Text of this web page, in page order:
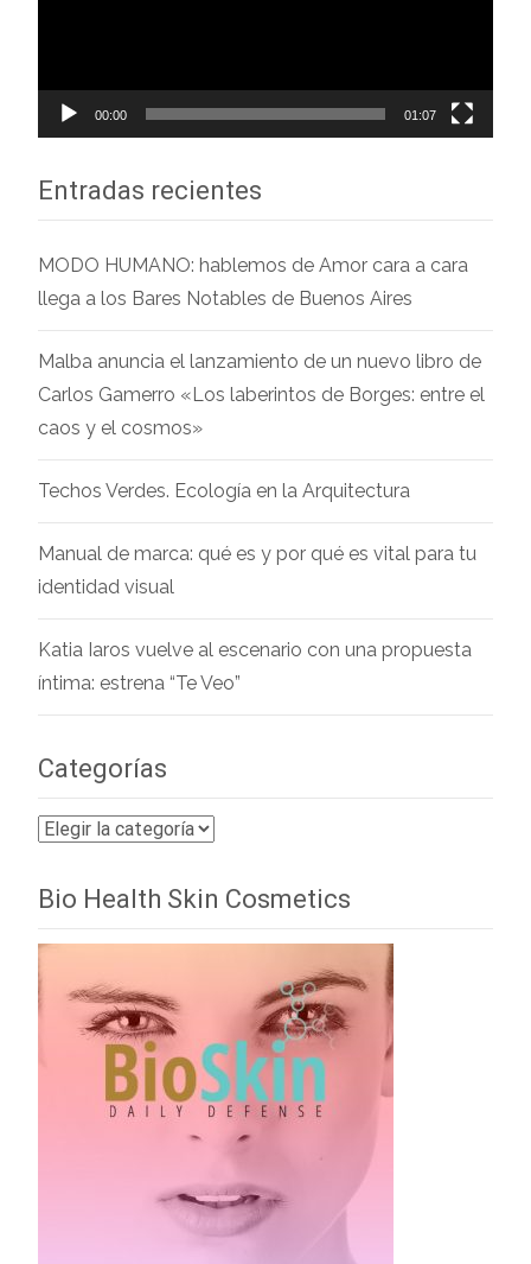
00:00 01:07
Entradas recientes
MODO HUMANO: hablemos de Amor cara a cara
llega a los Bares Notables de Buenos Aires
Malba anuncia el lanzamiento de un nuevo libro de
Carlos Gamerro «Los laberintos de Borges: entre el
caos y el cosmos»
Techos Verdes. Ecología en la Arquitectura
Manual de marca: qué es y por qué es vital para tu
identidad visual
Katia Iaros vuelve al escenario con una propuesta
íntima: estrena “Te Veo”
Categorías
Categorías
Bio Health Skin Cosmetics